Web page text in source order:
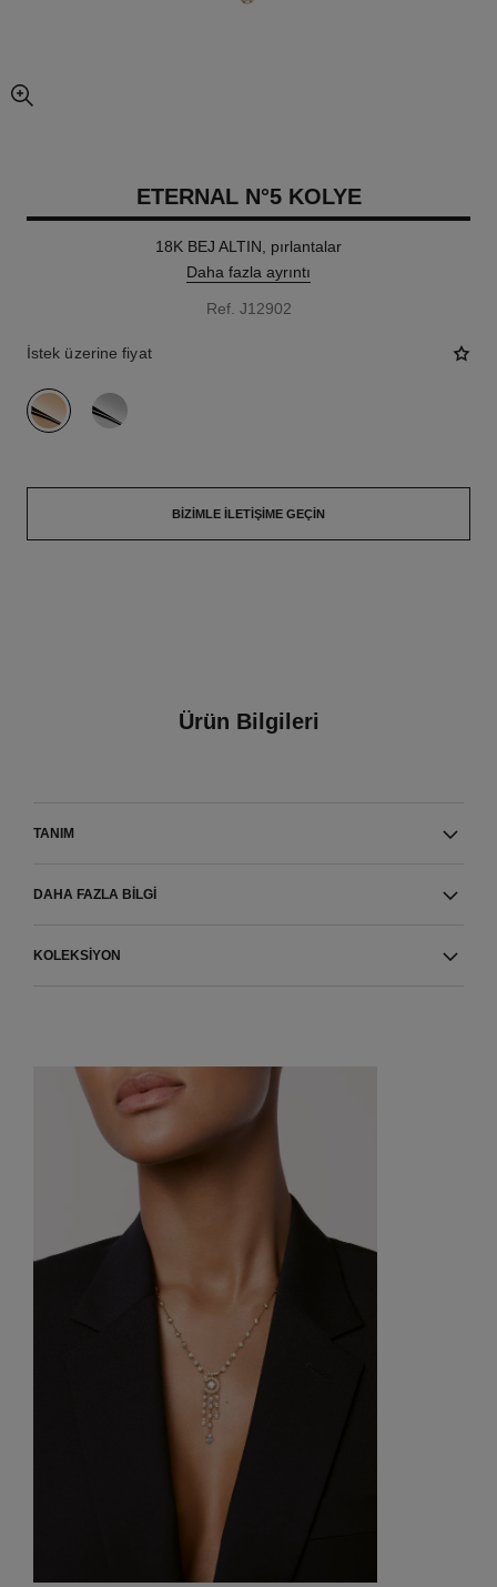
resmin büyütülmüş görünümü
ETERNAL N°5 KOLYE
18K BEJ ALTIN, pırlantalar
Daha fazla ayrıntı
Ref. J12902
İstek üzerine fiyat
varyant (2)
BIZIMLE İLETIŞIME GEÇIN
Ürün Bilgileri
TANIM
DAHA FAZLA BILGI
KOLEKSIYON